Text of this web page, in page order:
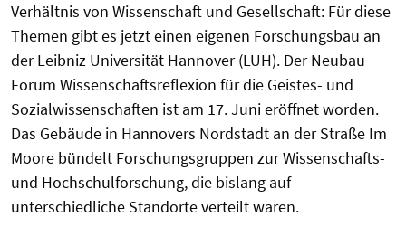
Verhältnis von Wissenschaft und Gesellschaft: Für diese
Themen gibt es jetzt einen eigenen Forschungsbau an
der Leibniz Universität Hannover (LUH). Der Neubau
Forum Wissenschaftsreflexion für die Geistes- und
Sozialwissenschaften ist am 17. Juni eröffnet worden.
Das Gebäude in Hannovers Nordstadt an der Straße Im
Moore bündelt Forschungsgruppen zur Wissenschafts-
und Hochschulforschung, die bislang auf
unterschiedliche Standorte verteilt waren.